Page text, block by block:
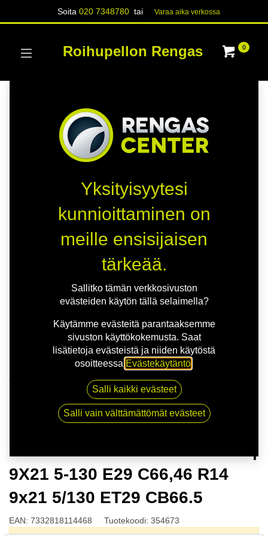
Soita020 7348780 tai Varaa aika verk​​​​ossa
Roihupellon Rengas 0
NITRO MOMENTUM FF G.BLK | 9X21 5-130 E29
C66,46 R14 9x21 5/130 ET29 CB66.5
9X21 5-130 E29 C66,46 R14
9x21 5/130 ET29 CB66.5
EAN: 7332818114468 Tuotekoodi: 354673
Yksityisyytesi
kunnioittaminen on
meille ensisijaisen
tärkeää.
Sallitko tämän verkkosivuston
evästeiden käytön tällä selaimella?
Käytämme evästeitä parantaaksemme
sivuston käyttökokemusta. Saat
lisätietoja evästeistä ja niiden käytöstä
osoitteessa Evästekäytäntö
Salli kaikki evästeet
Salli vain välttämättömät evästeet